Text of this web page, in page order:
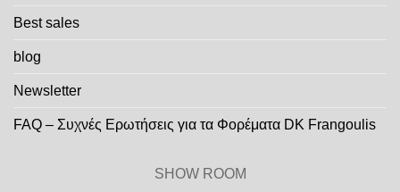
Best sales
blog
Newsletter
FAQ – Συχνές Ερωτήσεις για τα Φορέματα DK Frangoulis
SHOW ROOM